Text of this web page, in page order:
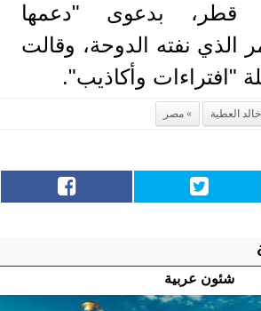
قطر، بدعوى "دعمها
الذي نفته الدوحة، وقالت
"افتراءات وأكاذيب".
العطية مصر
شئون عربية